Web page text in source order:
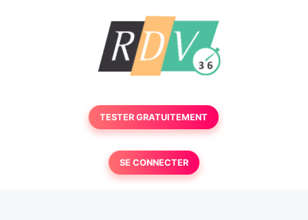
TESTER GRATUITEMENT
SE CONNECTER